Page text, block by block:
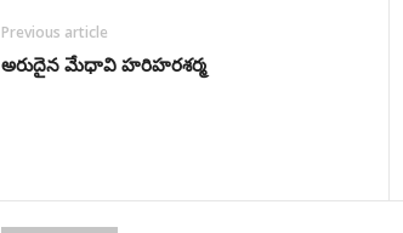
Previous article
అరుదైన మేధావి హరిహరశర్మ